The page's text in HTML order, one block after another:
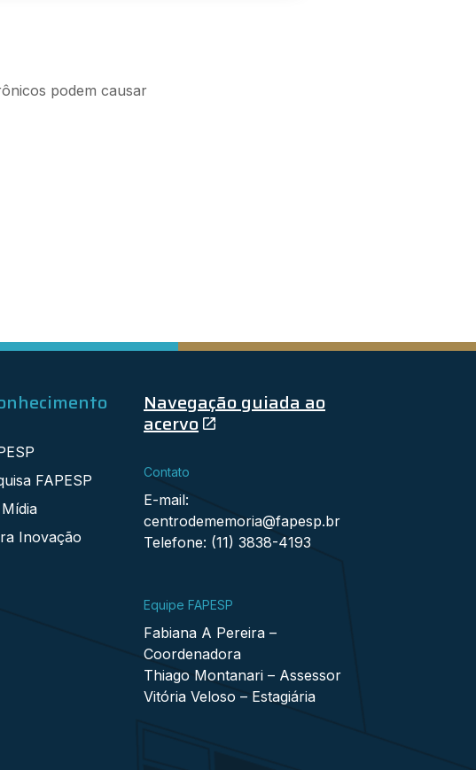
podem causar
FAPESP
Inovação
Navegação guiada ao
acervo
Contato
E-mail:
centrodememoria@fapesp.br
Telefone: (11) 3838-4193
Equipe FAPESP
Fabiana A Pereira –
Coordenadora
Thiago Montanari – Assessor
Vitória Veloso – Estagiária